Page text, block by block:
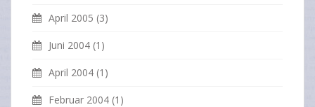
April 2005 (3)
Juni 2004 (1)
April 2004 (1)
Februar 2004 (1)